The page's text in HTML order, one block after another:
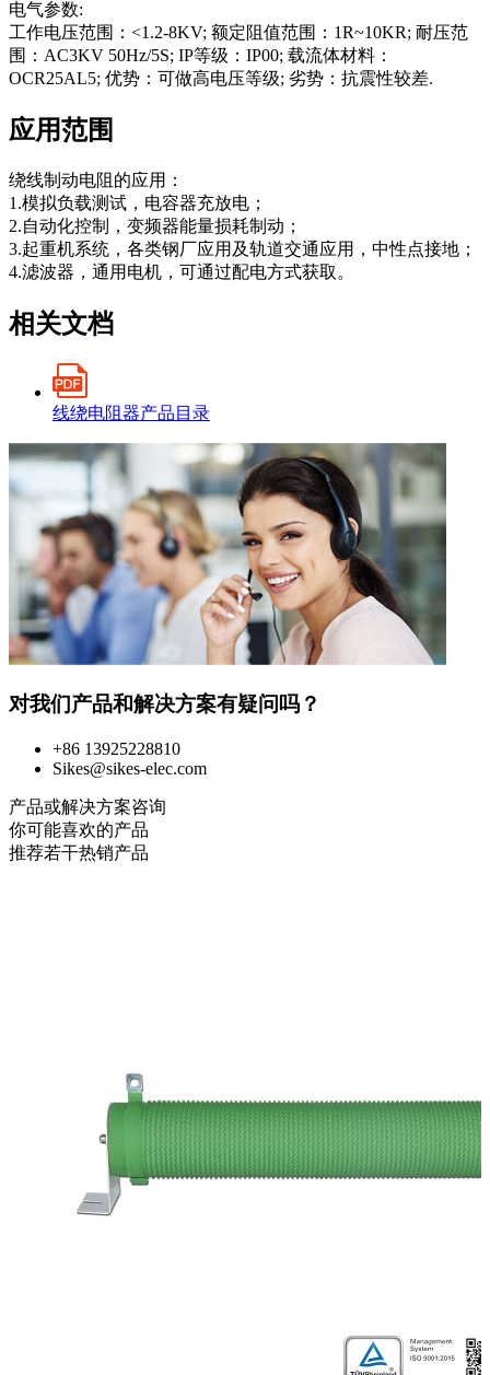
电气参数:
工作电压范围：<1.2-8KV; 额定阻值范围：1R~10KR; 耐压范
围：AC3KV 50Hz/5S; IP等级：IP00; 载流体材料：
OCR25AL5; 优势：可做高电压等级; 劣势：抗震性较差.
应用范围
绕线制动电阻的应用：
1.模拟负载测试，电容器充放电；
2.自动化控制，变频器能量损耗制动；
3.起重机系统，各类钢厂应用及轨道交通应用，中性点接地；
4.滤波器，通用电机，可通过配电方式获取。
相关文档
线绕电阻器产品目录
对我们产品和解决方案有疑问吗？
+86 13925228810
Sikes@sikes-elec.com
产品或解决方案咨询
你可能喜欢的产品
推荐若干热销产品